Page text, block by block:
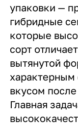
упаковки —
гибридные
которые
сорт
вытянутой
вкусом
Главная